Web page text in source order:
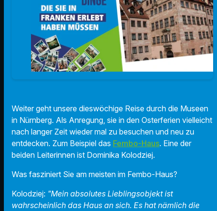
Weiter geht unsere dieswöchige Reise durch die Museen
in Nürnberg. Als Anregung, sie in den Osterferien vielleicht
nach langer Zeit wieder mal zu besuchen und neu zu
entdecken. Zum Beispiel das Fembo-Haus. Eine der
beiden Leiterinnen ist Dominika Kolodziej.
Was fasziniert Sie am meisten im Fembo-Haus?
Kolodziej: "Mein absolutes Lieblingsobjekt ist
wahrscheinlich das Haus an sich. Es hat nämlich die